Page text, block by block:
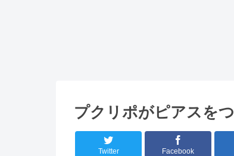
プクリポがピアスをつ
Twitter Facebook